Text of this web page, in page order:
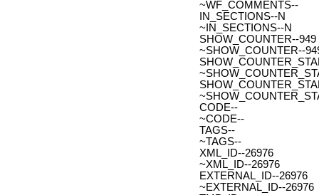
~WF_COMMENTS--
IN_SECTIONS--N
~IN_SECTIONS--N
SHOW_COUNTER--949
~SHOW_COUNTER--
CODE--
~CODE--
TAGS--
~TAGS--
XML_ID--26976
~XML_ID--26976
EXTERNAL_ID--26976
~EXTERNAL_ID--26976